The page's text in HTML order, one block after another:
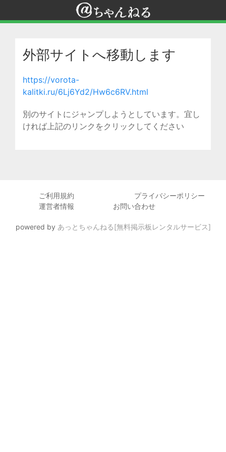
外部サイトへ移動します
https://vorota-
kalitki.ru/6Lj6Yd2/Hw6c6RV.html
別のサイトにジャンプしようとしています。宜し
ければ上記のリンクをクリックしてください
ご利用規約
プライバシーポリシー
運営者情報
お問い合わせ
powered by あっとちゃんねる[無料掲示板レンタルサービス]